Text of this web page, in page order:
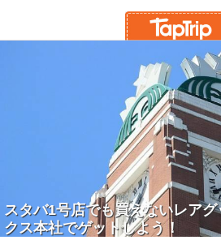
スタバ1号店でも買えないレア
クス本社でゲットしよう！